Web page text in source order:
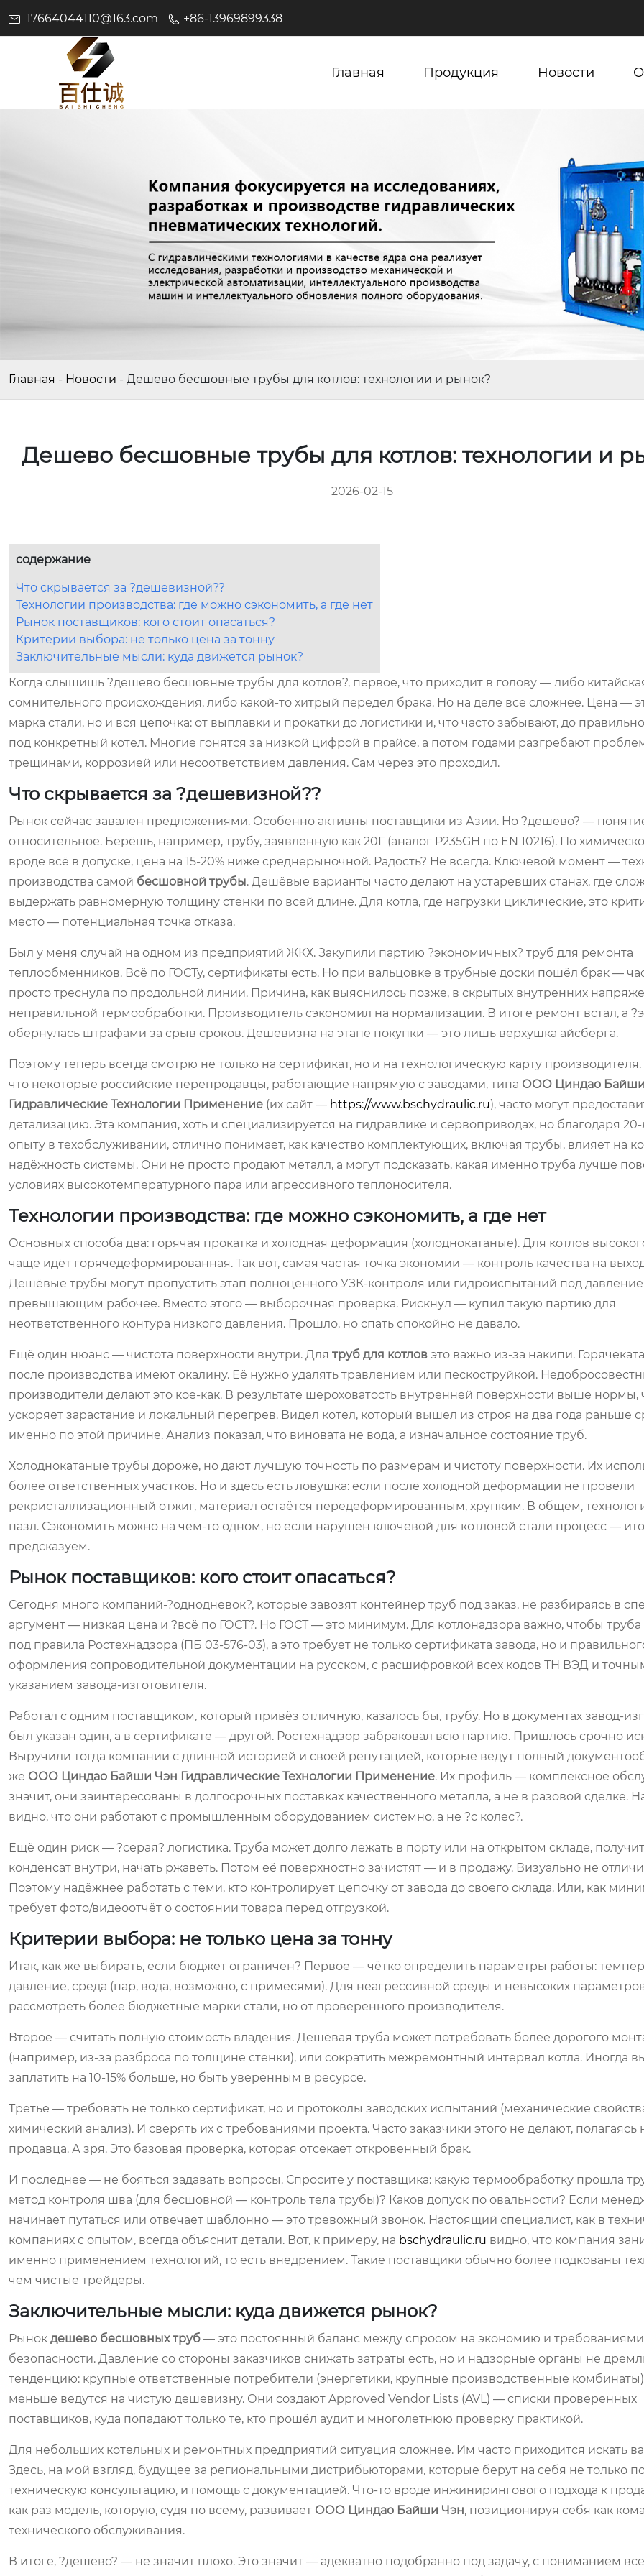
17664044110@163.com +86-13969899338
Главная Продукция Новости
Главная - Новости - Дешево бесшовные трубы для котлов: технологии и рынок?
Дешево бесшовные трубы для котлов: технологии и
2026-02-15
содержание
Что скрывается за ?дешевизной??
Технологии производства: где можно сэкономить, а где нет
Рынок поставщиков: кого стоит опасаться?
Критерии выбора: не только цена за тонну
Заключительные мысли: куда движется рынок?
Когда слышишь ?дешево бесшовные трубы для котлов?, первое, что приходит в голову — либо
сомнительного происхождения, либо какой-то хитрый передел брака. Но на деле все сложнее. Цена —
марка стали, но и вся цепочка: от выплавки и прокатки до логистики и, что часто забывают, до
под конкретный котел. Многие гонятся за низкой цифрой в прайсе, а потом годами разгребают
трещинами, коррозией или несоответствием давления. Сам через это проходил.
Что скрывается за ?дешевизной??
Рынок сейчас завален предложениями. Особенно активны поставщики из Азии. Но ?дешево? —
относительное. Берёшь, например, трубу, заявленную как 20Г (аналог P235GH по EN 10216). По
вроде всё в допуске, цена на 15-20% ниже среднерыночной. Радость? Не всегда. Ключевой момент —
производства самой бесшовной трубы. Дешёвые варианты часто делают на устаревших станах, где
выдержать равномерную толщину стенки по всей длине. Для котла, где нагрузки циклические, это
место — потенциальная точка отказа.
Был у меня случай на одном из предприятий ЖКХ. Закупили партию ?экономичных? труб для ремонта
теплообменников. Всё по ГОСТу, сертификаты есть. Но при вальцовке в трубные доски пошёл брак —
просто треснула по продольной линии. Причина, как выяснилось позже, в скрытых внутренних
неправильной термообработки. Производитель сэкономил на нормализации. В итоге ремонт встал, а
обернулась штрафами за срыв сроков. Дешевизна на этапе покупки — это лишь верхушка айсберга.
Поэтому теперь всегда смотрю не только на сертификат, но и на технологическую карту
что некоторые российские перепродавцы, работающие напрямую с заводами, типа ООО Циндао
Гидравлические Технологии Применение (их сайт — https://www.bschydraulic.ru), часто могут
детализацию. Эта компания, хоть и специализируется на гидравлике и сервоприводах, но благодаря
опыту в техобслуживании, отлично понимает, как качество комплектующих, включая трубы, влияет на
надёжность системы. Они не просто продают металл, а могут подсказать, какая именно труба лучше
условиях высокотемпературного пара или агрессивного теплоносителя.
Технологии производства: где можно сэкономить, а где нет
Основных способа два: горячая прокатка и холодная деформация (холоднокатаные). Для котлов
чаще идёт горячедеформированная. Так вот, самая частая точка экономии — контроль качества на
Дешёвые трубы могут пропустить этап полноценного УЗК-контроля или гидроиспытаний под
превышающим рабочее. Вместо этого — выборочная проверка. Рискнул — купил такую партию для
неответственного контура низкого давления. Прошло, но спать спокойно не давало.
Ещё один нюанс — чистота поверхности внутри. Для труб для котлов это важно из-за накипи.
после производства имеют окалину. Её нужно удалять травлением или пескоструйкой.
производители делают это кое-как. В результате шероховатость внутренней поверхности выше нормы,
ускоряет зарастание и локальный перегрев. Видел котел, который вышел из строя на два года раньше
именно по этой причине. Анализ показал, что виновата не вода, а изначальное состояние труб.
Холоднокатаные трубы дороже, но дают лучшую точность по размерам и чистоту поверхности. Их
более ответственных участков. Но и здесь есть ловушка: если после холодной деформации не провели
рекристаллизационный отжиг, материал остаётся передеформированным, хрупким. В общем,
пазл. Сэкономить можно на чём-то одном, но если нарушен ключевой для котловой стали процесс —
предсказуем.
Рынок поставщиков: кого стоит опасаться?
Сегодня много компаний-?однодневок?, которые завозят контейнер труб под заказ, не разбираясь в
аргумент — низкая цена и ?всё по ГОСТ?. Но ГОСТ — это минимум. Для котлонадзора важно, чтобы труба
под правила Ростехнадзора (ПБ 03-576-03), а это требует не только сертификата завода, но и
оформления сопроводительной документации на русском, с расшифровкой всех кодов ТН ВЭД и
указанием завода-изготовителя.
Работал с одним поставщиком, который привёз отличную, казалось бы, трубу. Но в документах завод-
был указан один, а в сертификате — другой. Ростехнадзор забраковал всю партию. Пришлось срочно
Выручили тогда компании с длинной историей и своей репутацией, которые ведут полный
же ООО Циндао Байши Чэн Гидравлические Технологии Применение. Их профиль — комплексное
значит, они заинтересованы в долгосрочных поставках качественного металла, а не в разовой сделке.
видно, что они работают с промышленным оборудованием системно, а не ?с колес?.
Ещё один риск — ?серая? логистика. Труба может долго лежать в порту или на открытом складе,
конденсат внутри, начать ржаветь. Потом её поверхностно зачистят — и в продажу. Визуально не
Поэтому надёжнее работать с теми, кто контролирует цепочку от завода до своего склада. Или, как
требует фото/видеоотчёт о состоянии товара перед отгрузкой.
Критерии выбора: не только цена за тонну
Итак, как же выбирать, если бюджет ограничен? Первое — чётко определить параметры работы:
давление, среда (пар, вода, возможно, с примесями). Для неагрессивной среды и невысоких
рассмотреть более бюджетные марки стали, но от проверенного производителя.
Второе — считать полную стоимость владения. Дешёвая труба может потребовать более дорогого
(например, из-за разброса по толщине стенки), или сократить межремонтный интервал котла. Иногда
заплатить на 10-15% больше, но быть уверенным в ресурсе.
Третье — требовать не только сертификат, но и протоколы заводских испытаний (механические
химический анализ). И сверять их с требованиями проекта. Часто заказчики этого не делают, полагаясь
продавца. А зря. Это базовая проверка, которая отсекает откровенный брак.
И последнее — не бояться задавать вопросы. Спросите у поставщика: какую термообработку прошла
метод контроля шва (для бесшовной — контроль тела трубы)? Каков допуск по овальности? Если
начинает путаться или отвечает шаблонно — это тревожный звонок. Настоящий специалист, как в
компаниях с опытом, всегда объяснит детали. Вот, к примеру, на bschydraulic.ru видно, что компания
именно применением технологий, то есть внедрением. Такие поставщики обычно более подкованы
чем чистые трейдеры.
Заключительные мысли: куда движется рынок?
Рынок дешево бесшовных труб — это постоянный баланс между спросом на экономию и требованиями
безопасности. Давление со стороны заказчиков снижать затраты есть, но и надзорные органы не
тенденцию: крупные ответственные потребители (энергетики, крупные производственные
меньше ведутся на чистую дешевизну. Они создают Approved Vendor Lists (AVL) — списки проверенных
поставщиков, куда попадают только те, кто прошёл аудит и многолетнюю проверку практикой.
Для небольших котельных и ремонтных предприятий ситуация сложнее. Им часто приходится искать
Здесь, на мой взгляд, будущее за региональными дистрибьюторами, которые берут на себя не только
техническую консультацию, и помощь с документацией. Что-то вроде инжинирингового подхода к
как раз модель, которую, судя по всему, развивает ООО Циндао Байши Чэн, позиционируя себя как
технического обслуживания.
В итоге, ?дешево? — не значит плохо. Это значит — адекватно подобранно под задачу, с пониманием